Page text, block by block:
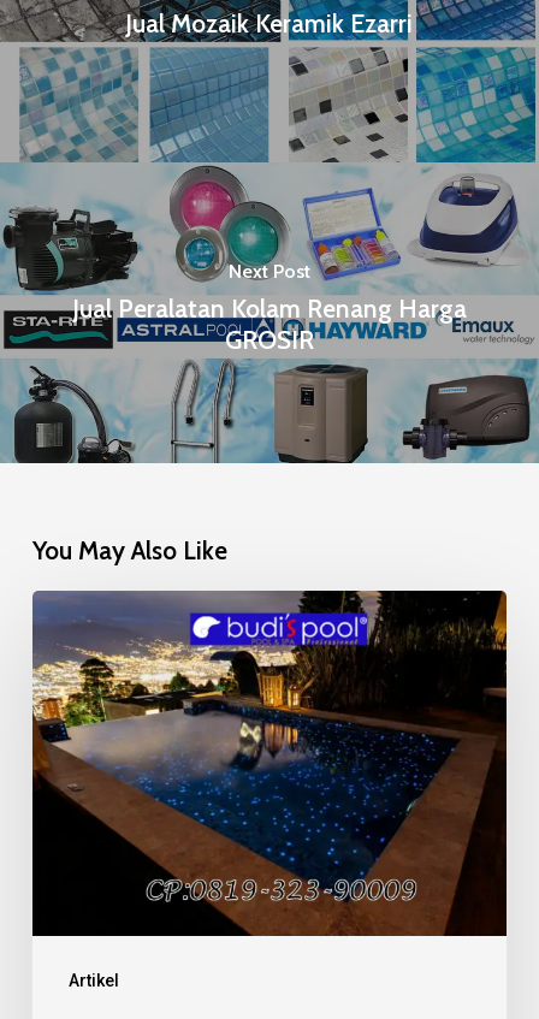
Jual Mozaik Keramik Ezarri
Next Post
Jual Peralatan Kolam Renang Harga
GROSIR
You May Also Like
Artikel
Mosaic
Glow
in
the
Dark
Kolam
Renang